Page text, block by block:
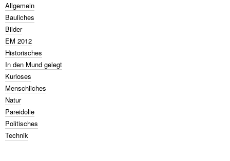
Allgemein
Bauliches
Bilder
EM 2012
Historisches
In den Mund gelegt
Kurioses
Menschliches
Natur
Pareidolie
Politisches
Technik